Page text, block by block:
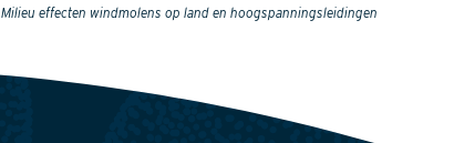
Milieu effecten windmolens op land en hoogspanningsleidingen